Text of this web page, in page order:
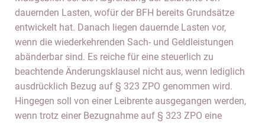
dauernden Lasten, wofür der BFH bereits Grundsätze
entwickelt hat. Danach liegen dauernde Lasten vor,
wenn die wiederkehrenden Sach- und Geldleistungen
abänderbar sind. Es reiche für eine steuerlich zu
beachtende Änderungsklausel nicht aus, wenn lediglich
ausdrücklich Bezug auf § 323 ZPO genommen wird.
Hingegen soll von einer Leibrente ausgegangen werden,
wenn trotz einer Bezugnahme auf § 323 ZPO eine